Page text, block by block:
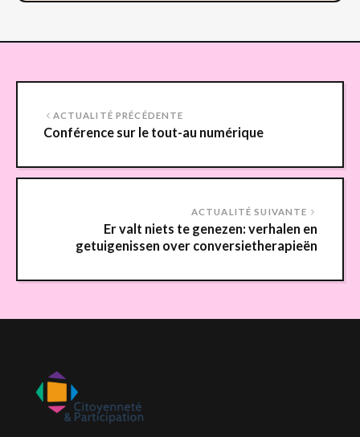
ACTUALITÉ PRÉCÉDENTE
Conférence sur le tout-au numérique
ACTUALITÉ SUIVANTE
Er valt niets te genezen: verhalen en
getuigenissen over conversietherapieën